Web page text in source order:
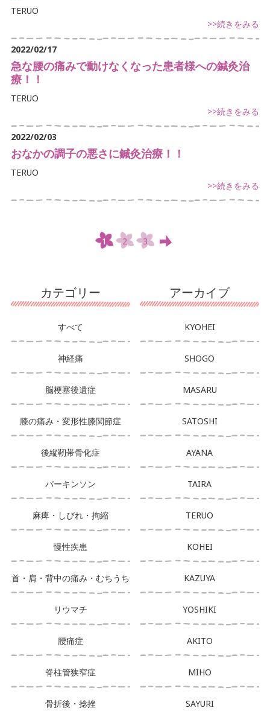
カテゴリー
すべて
神経痛
脳梗塞後遺症
膝の痛み・変形性膝関節症
後縦靭帯骨化症
パーキンソン
麻痺・しびれ・拘縮
慢性疾患
首・肩・背中の痛み・むちうち
リウマチ
腰痛症
脊柱管狭窄症
骨折後・捻挫
アーカイブ
KYOHEI
SHOGO
MASARU
SATOSHI
AYANA
TAIRA
TERUO
KOHEI
KAZUYA
YOSHIKI
AKITO
MIHO
SAYURI
TERUO
>>続きをみる
2022/02/17
急な腰の痛みで動けなくなった患者様への鍼灸治
療！！
TERUO
>>続きをみる
2022/02/03
おなかの調子の悪さに鍼灸治療！！
TERUO
>>続きをみる
1 2 3